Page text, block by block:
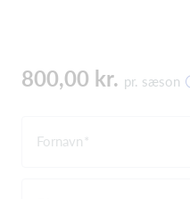
800,00 kr. pr. sæson
Fornavn